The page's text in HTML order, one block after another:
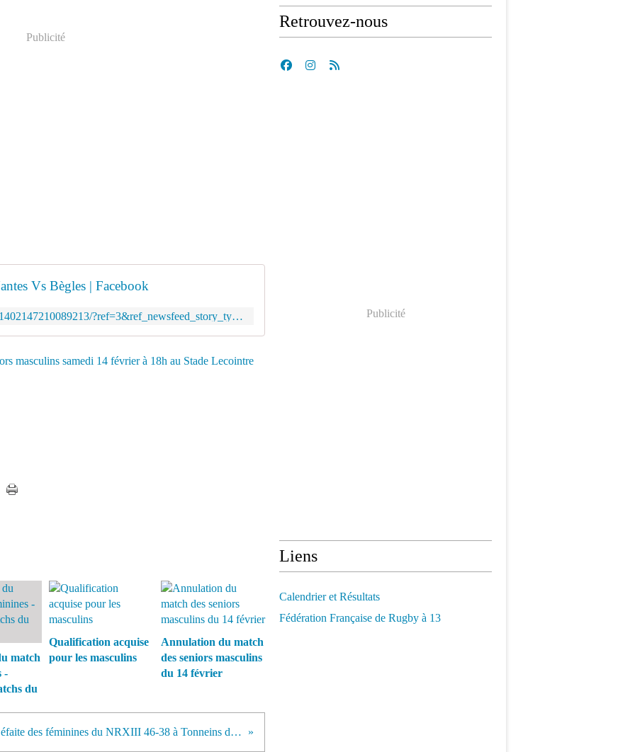
Publicité
Vs Bègles | Facebook
https://www.facebook.com/events/1402147210089213/?ref=3&ref_newsfeed_story_type=regular
match
-
du
Qualification acquise
pour les masculins
Annulation du match
des seniors masculins
du 14 février
Défaite des féminines du NRXIII 46-38 à Tonneins dimanche 25 janvier 2015, une victoire volée
Retrouvez-nous
Publicité
Liens
Calendrier et Résultats
Fédération Française de Rugby à 13